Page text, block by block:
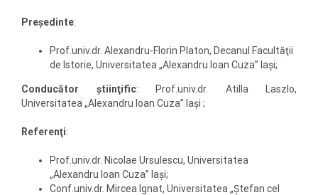
Preşedinte:
Prof.univ.dr. Alexandru-Florin Platon, Decanul Facultăţii
de Istorie, Universitatea „Alexandru Ioan Cuza” Iaşi;
Conducător ştiinţific: Prof.univ.dr. Atilla Laszlo,
Universitatea „Alexandru Ioan Cuza” Iaşi ;
Referenţi:
Prof.univ.dr. Nicolae Ursulescu, Universitatea
„Alexandru Ioan Cuza” Iaşi;
Conf.univ.dr. Mircea Ignat, Universitatea „Ştefan cel